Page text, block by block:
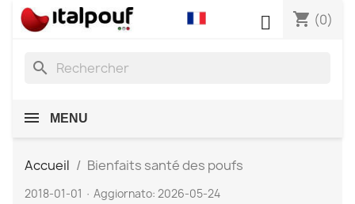
shopping_cart (0)

search
MENU
Accueil Bienfaits santé des poufs
2018-01-01 · Aggiornato: 2026-05-24